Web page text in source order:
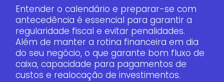
Entender o calendário e preparar-se com
antecedência é essencial para garantir a
regularidade fiscal e evitar penalidades.
Além de manter a rotina financeira em dia
do seu negócio, o que garante bom fluxo de
caixa, capacidade para pagamentos de
custos e realocação de investimentos.